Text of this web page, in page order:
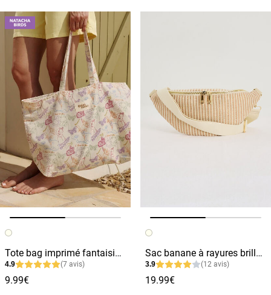
Image précédente
Image suivante
Tote bag imprimé fantaisie femme
4.9 (7 avis)
9.99€
Image précédente
Image suivante
Sac banane à rayures brillantes
3.9 (12 avis)
19.99€